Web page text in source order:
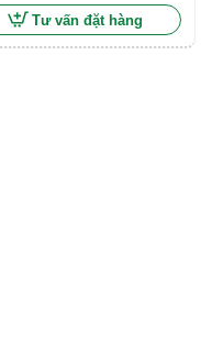
Tư vấn đặt hàng